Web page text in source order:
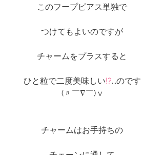
このフープピアス単独で
つけてもよいのですが
チャームをプラスすると
ひと粒で二度美味しい!?...のです
(〃￣∇￣) v
チャームはお手持ちの